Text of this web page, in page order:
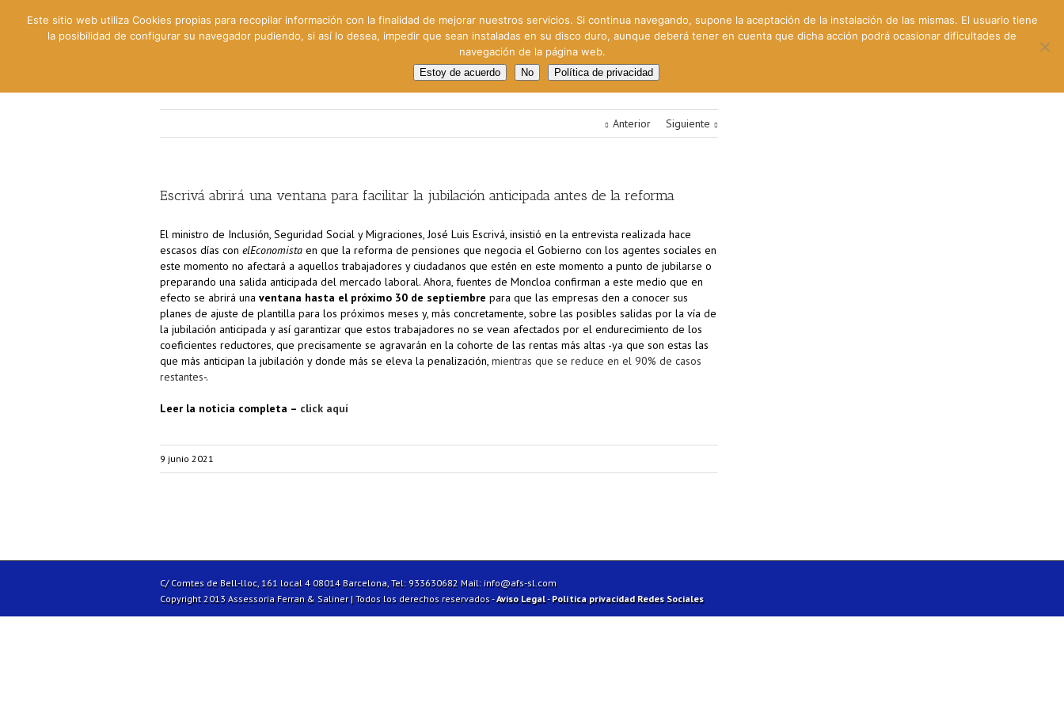
Gestión Cinematográfica Otros servicios
Anterior Siguiente
Escrivá abrirá una ventana para facilitar la jubilación anticipada antes de la reforma
El ministro de Inclusión, Seguridad Social y Migraciones, José Luis Escrivá, insistió en la entrevista realizada hace
escasos días con elEconomista en que la reforma de pensiones que negocia el Gobierno con los agentes sociales en
este momento no afectará a aquellos trabajadores y ciudadanos que estén en este momento a punto de jubilarse o
preparando una salida anticipada del mercado laboral. Ahora, fuentes de Moncloa confirman a este medio que en
efecto se abrirá una ventana hasta el próximo 30 de septiembre para que las empresas den a conocer sus
planes de ajuste de plantilla para los próximos meses y, más concretamente, sobre las posibles salidas por la vía de
la jubilación anticipada y así garantizar que estos trabajadores no se vean afectados por el endurecimiento de los
coeficientes reductores, que precisamente se agravarán en la cohorte de las rentas más altas -ya que son estas las
que más anticipan la jubilación y donde más se eleva la penalización, mientras que se reduce en el 90% de casos
restantes-.
Leer la noticia completa – click aquí
9 junio 2021
C/ Comtes de Bell-lloc, 161 local 4 08014 Barcelona, Tel: 933630682 Mail: info@afs-sl.com
Copyright 2013 Assessoria Ferran & Saliner | Todos los derechos reservados -Aviso Legal-Política privacidad Redes Sociales
Este sitio web utiliza Cookies propias para recopilar información con la finalidad de mejorar nuestros servicios. Si continua navegando, supone la aceptación de la instalación de las mismas. El usuario tiene
la posibilidad de configurar su navegador pudiendo, si así lo desea, impedir que sean instaladas en su disco duro, aunque deberá tener en cuenta que dicha acción podrá ocasionar dificultades de
navegación de la página web.
Estoy de acuerdo No Política de privacidad